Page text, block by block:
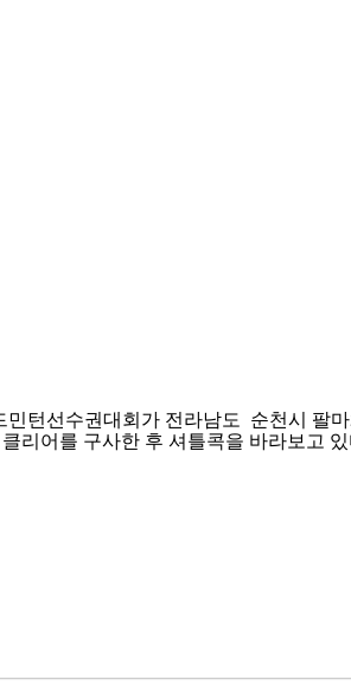
턴선수권대회가 전라남도 순천시 팔
리어를 구사한 후 셔틀콕을 바라보고 있